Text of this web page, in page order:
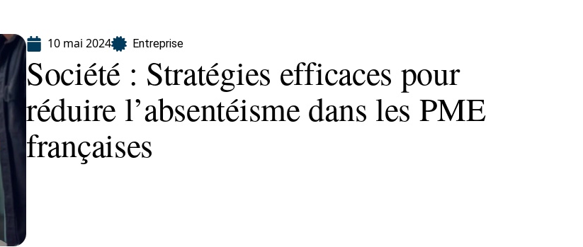
10 mai 2024 Entreprise
Société : Stratégies efficaces pour
réduire l’absentéisme dans les PME
françaises